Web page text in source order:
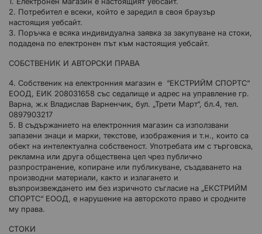
2. Потребител е всеки, който е заредил в своя браузър
настоящия уебсайт.
3. Поръчка е всяка индивидуална заявка за закупуване на стоки,
подадена по електронен път към настоящия уебсайт.
СОБСТВЕНИК И АВТОРСКИ ПРАВА
4. Собственик на електронния магазин e “ЕКСТРИЙМ СПОРТС“
ЕООД, ЕИК 208031658 със седалище и адрес на управление гр.
Варна, ж.к Владислав Варненчик, бул. „Трети Март“, бл.4, тел.
0897903217
5. В съдържанието на електронния магазин са използвани
запазени знаци и марки, текстове, изображения и т.н., които са
обект на интелектуална собственост. Употребата им с търговска,
рекламна или друга обществена цел чрез публично
разпространение, копиране или публикуване, създаването на
производни материали, както и излагането и
възпроизвеждането им без изричното съгласие на „ЕКСТРИЙМ
СПОРТС“ ЕООД, е нарушение на авторското право и сродните
му права.
СТОКИ